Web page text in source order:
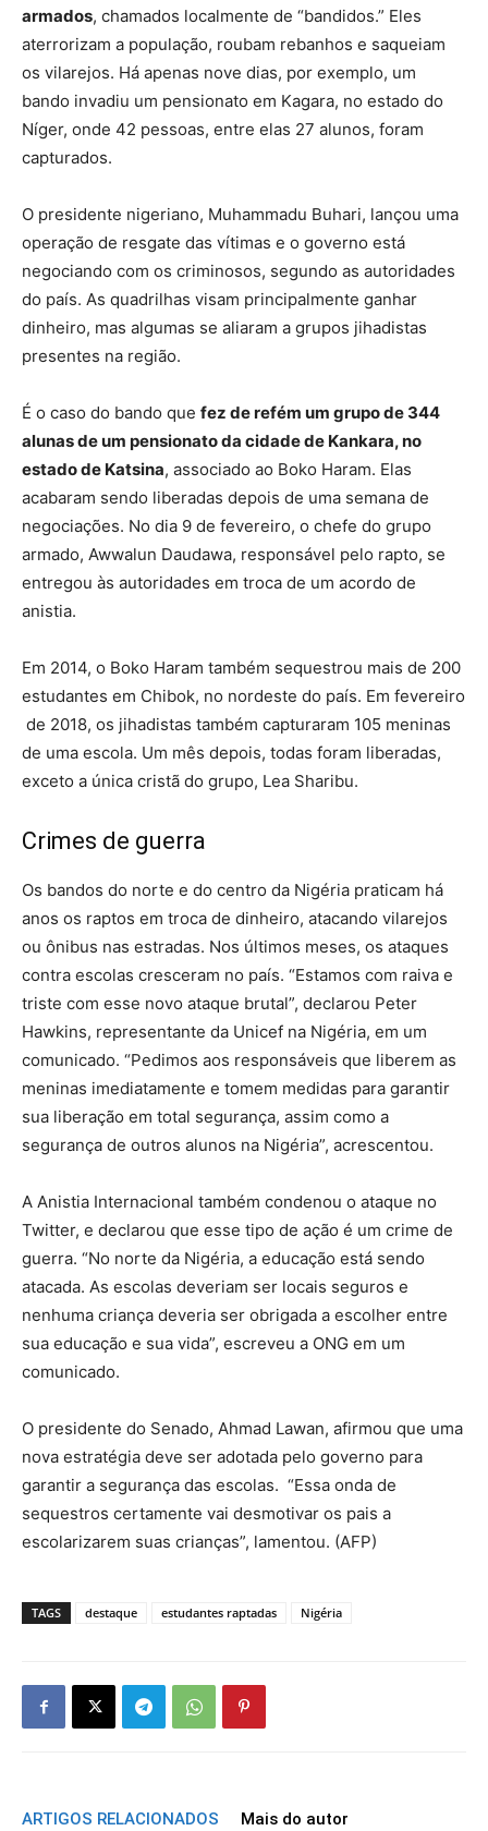
armados, chamados localmente de “bandidos.” Eles
aterrorizam a população, roubam rebanhos e saqueiam
os vilarejos. Há apenas nove dias, por exemplo, um
bando invadiu um pensionato em Kagara, no estado do
Níger, onde 42 pessoas, entre elas 27 alunos, foram
capturados.
O presidente nigeriano, Muhammadu Buhari, lançou uma
operação de resgate das vítimas e o governo está
negociando com os criminosos, segundo as autoridades
do país. As quadrilhas visam principalmente ganhar
dinheiro, mas algumas se aliaram a grupos jihadistas
presentes na região.
É o caso do bando que fez de refém um grupo de 344
alunas de um pensionato da cidade de Kankara, no
estado de Katsina, associado ao Boko Haram. Elas
acabaram sendo liberadas depois de uma semana de
negociações. No dia 9 de fevereiro, o chefe do grupo
armado, Awwalun Daudawa, responsável pelo rapto, se
entregou às autoridades em troca de um acordo de
anistia.
Em 2014, o Boko Haram também sequestrou mais de 200
estudantes em Chibok, no nordeste do país. Em fevereiro
de 2018, os jihadistas também capturaram 105 meninas
de uma escola. Um mês depois, todas foram liberadas,
exceto a única cristã do grupo, Lea Sharibu.
Crimes de guerra
Os bandos do norte e do centro da Nigéria praticam há
anos os raptos em troca de dinheiro, atacando vilarejos
ou ônibus nas estradas. Nos últimos meses, os ataques
contra escolas cresceram no país. “Estamos com raiva e
triste com esse novo ataque brutal”, declarou Peter
Hawkins, representante da Unicef na Nigéria, em um
comunicado. “Pedimos aos responsáveis que liberem as
meninas imediatamente e tomem medidas para garantir
sua liberação em total segurança, assim como a
segurança de outros alunos na Nigéria”, acrescentou.
A Anistia Internacional também condenou o ataque no
Twitter, e declarou que esse tipo de ação é um crime de
guerra. “No norte da Nigéria, a educação está sendo
atacada. As escolas deveriam ser locais seguros e
nenhuma criança deveria ser obrigada a escolher entre
sua educação e sua vida”, escreveu a ONG em um
comunicado.
O presidente do Senado, Ahmad Lawan, afirmou que uma
nova estratégia deve ser adotada pelo governo para
garantir a segurança das escolas. “Essa onda de
sequestros certamente vai desmotivar os pais a
escolarizarem suas crianças”, lamentou. (AFP)
TAGS destaque estudantes raptadas Nigéria
ARTIGOS RELACIONADOS Mais do autor